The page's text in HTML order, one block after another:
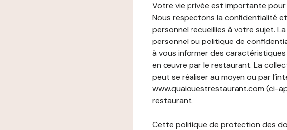
Votre vie privée est importante
Nous respectons la confidentialité
personnel recueillies à votre sujet.
personnel ou politique de
à vous informer des
en œuvre par le restaurant. La
peut se réaliser au moyen ou par
www.quaiouestrestaurant.com (ci-
restaurant.
Cette politique de protection des